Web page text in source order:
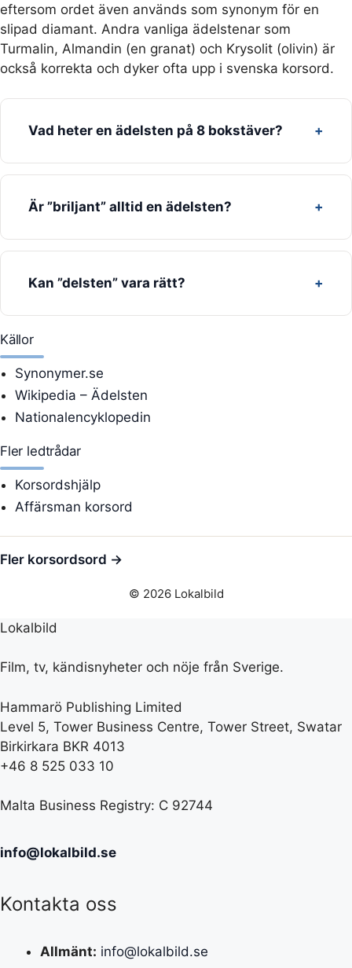
eftersom ordet även används som synonym för en
slipad diamant. Andra vanliga ädelstenar som
Turmalin, Almandin (en granat) och Krysolit (olivin) är
också korrekta och dyker ofta upp i svenska korsord.
Vad heter en ädelsten på 8 bokstäver?
Är ”briljant” alltid en ädelsten?
Kan ”delsten” vara rätt?
Källor
Synonymer.se
Wikipedia – Ädelsten
Nationalencyklopedin
Fler ledtrådar
Korsordshjälp
Affärsman korsord
Fler korsordsord →
© 2026 Lokalbild
Lokalbild
Film, tv, kändisnyheter och nöje från Sverige.
Hammarö Publishing Limited
Level 5, Tower Business Centre, Tower Street, Swatar
Birkirkara BKR 4013
+46 8 525 033 10
Malta Business Registry: C 92744
info@lokalbild.se
Kontakta oss
Allmänt: info@lokalbild.se